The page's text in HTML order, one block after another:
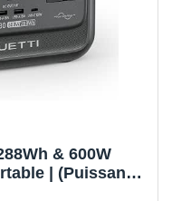
& 600W
| (Puissance